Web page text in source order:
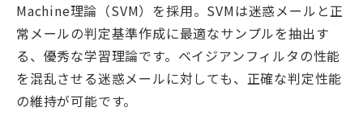
Machine理論（SVM）を採用。SVMは迷惑メールと正
常メールの判定基準作成に最適なサンプルを抽出す
る、優秀な学習理論です。ベイジアンフィルタの性能
を混乱させる迷惑メールに対しても、正確な判定性能
の維持が可能です。